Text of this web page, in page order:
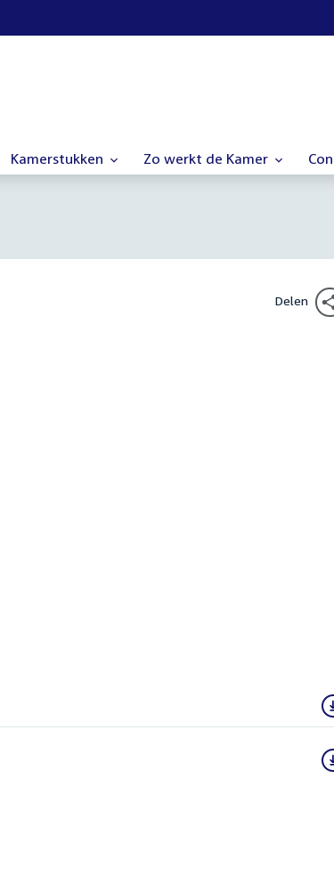
Kamerstukken Zo werkt de Kamer
Delen